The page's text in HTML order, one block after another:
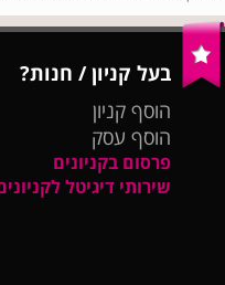
בעל קניון / חנות?
הוסף קניון
הוסף עסק
פרסום בקניונים
שירותי דיגיטל